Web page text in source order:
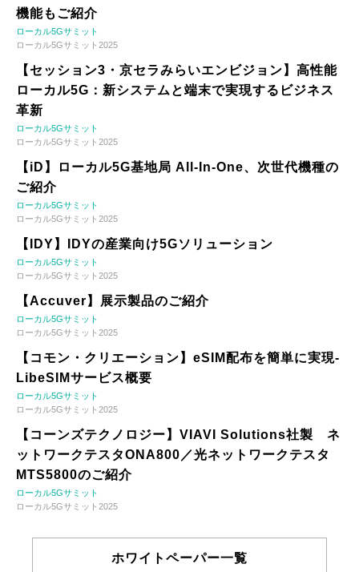
機能もご紹介
ローカル5Gサミット
ローカル5Gサミット2025
【セッション3・京セラみらいエンビジョン】高性能
ローカル5G：新システムと端末で実現するビジネス
革新
ローカル5Gサミット
ローカル5Gサミット2025
【iD】ローカル5G基地局 All-In-One、次世代機種の
ご紹介
ローカル5Gサミット
ローカル5Gサミット2025
【IDY】IDYの産業向け5Gソリューション
ローカル5Gサミット
ローカル5Gサミット2025
【Accuver】展示製品のご紹介
ローカル5Gサミット
ローカル5Gサミット2025
【コモン・クリエーション】eSIM配布を簡単に実現-
LibeSIMサービス概要
ローカル5Gサミット
ローカル5Gサミット2025
【コーンズテクノロジー】VIAVI Solutions社製 ネ
ットワークテスタONA800／光ネットワークテスタ
MTS5800のご紹介
ローカル5Gサミット
ローカル5Gサミット2025
ホワイトペーパー一覧